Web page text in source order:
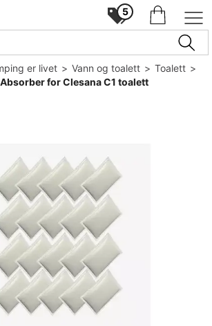
5
er livet>Vann og toalett>Toalett>
Absorber for Clesana C1 toalett